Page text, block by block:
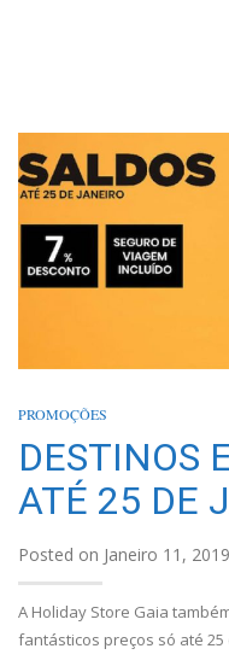
PROMOÇÕES
DESTINOS
ATÉ 25 DE
Posted on Janeiro 11,
A Holiday Store Gaia
fantásticos preços só até 25